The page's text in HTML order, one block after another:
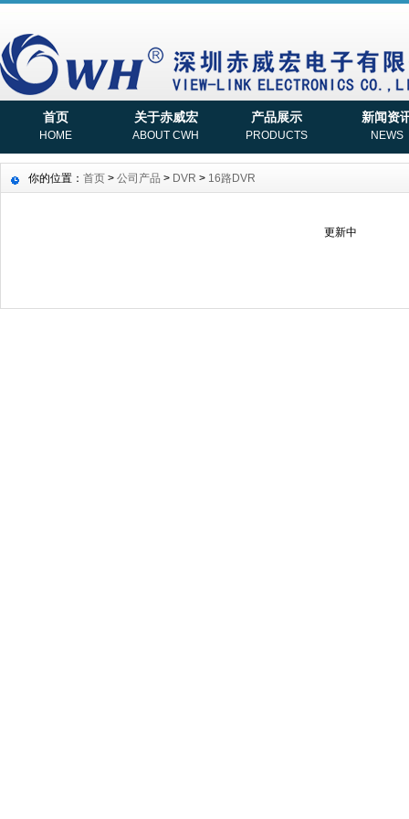
首页
HOME
关于赤威宏
ABOUT CWH
产品展示
PRODUCTS
新闻资
NEWS
你的位置： 首页 > 公司产品 > DVR > 16路DVR
更新中